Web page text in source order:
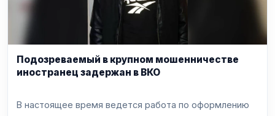
Подозреваемый в крупном мошенничестве
иностранец задержан в ВКО
В настоящее время ведется работа по оформлению